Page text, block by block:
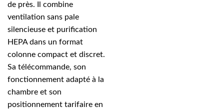
de près. Il combine
ventilation sans pale
silencieuse et purification
HEPA dans un format
colonne compact et discret.
Sa télécommande, son
fonctionnement adapté à la
chambre et son
positionnement tarifaire en